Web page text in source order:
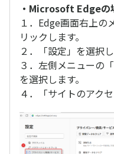
・Microsoft Edgeの
１．Edge画面右上の
リックします。
２．「設定」を選択し
３．左側メニューの
を選択します。
４．「サイトのアク